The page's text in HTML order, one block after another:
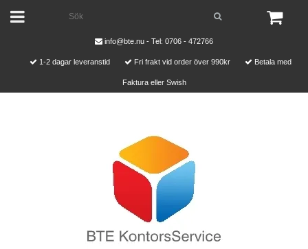
info@bte.nu - Tel: 0706 - 472766
1-2 dagar leveranstid Fri frakt vid order över 990kr Betala med
Faktura eller Swish